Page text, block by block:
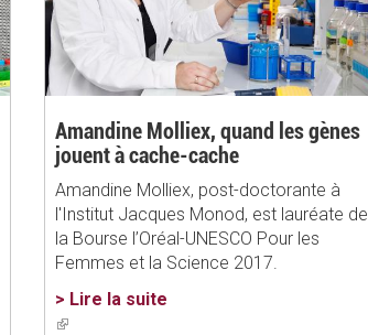
Amandine Molliex, quand les gènes
jouent à cache-cache
Amandine Molliex, post-doctorante à
l'Institut Jacques Monod, est lauréate de
la Bourse l’Oréal-UNESCO Pour les
Femmes et la Science 2017.
> Lire la suite
(link